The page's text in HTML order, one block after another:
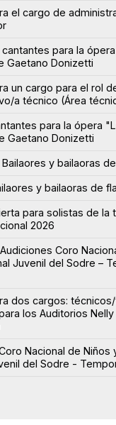
el cargo de
para la ópera
Gaetano Donizetti
un cargo para el rol
a técnico (Área
para la ópera
Gaetano Donizetti
y bailaoras
y bailaoras de
para solistas de la
2026
Coro
Juvenil del Sodre –
dos cargos:
los Auditorios
Nacional de Niños
del Sodre -